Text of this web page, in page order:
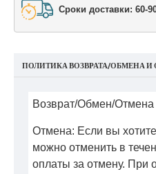
Сроки доставки: 60-
ПОЛИТИКА ВОЗВРАТА/ОБМЕНА
Возврат/Обмен/Отмена
Отмена: Если вы хотите
можно отменить в
оплаты за отмену. При